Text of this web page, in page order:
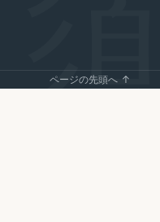
ページの先頭へ ↑